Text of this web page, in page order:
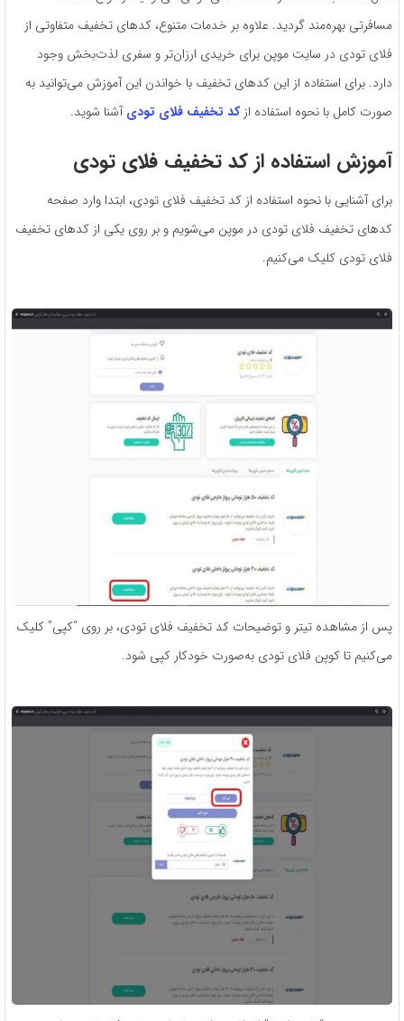
مسافرتی بهره‌مند گردید. علاوه بر خدمات متنوع، کدهای تخفیف متفاوتی از
فلای تودی در سایت موپن برای خریدی ارزان‌تر و سفری لذت‌بخش وجود
دارد. برای استفاده از این کدهای تخفیف با خواندن این آموزش می‌توانید به
صورت کامل با نحوه استفاده ازکد تخفیف فلای تودیآشنا شوید.
آموزش استفاده از کد تخفیف فلای تودی
برای آشنایی با نحوه استفاده از کد تخفیف فلای تودی، ابتدا وارد صفحه
کدهای تخفیف فلای تودی در موپن می‌شویم و بر روی یکی از کدهای تخفیف
فلای تودی کلیک می‌کنیم.
پس از مشاهده تیتر و توضیحات کد تخفیف فلای تودی، بر روی “کپی” کلیک
می‌کنیم تا کوپن فلای تودی به‌صورت خودکار کپی شود.